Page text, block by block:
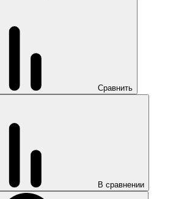
Сравнить
В сравнении